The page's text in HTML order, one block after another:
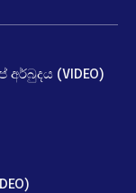
(VIDEO)